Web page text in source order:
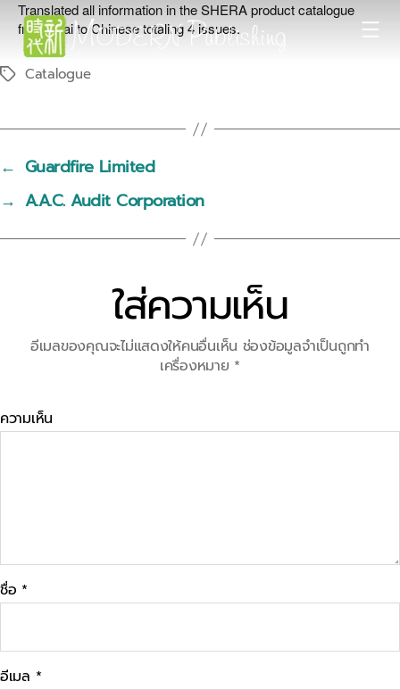
Modern
Translated all information in the SHERA product catalogue
from Thai to Chinese totaling 4 issues.
TagsCatalogue
← Guardfire Limited
→ A.A.C. Audit Corporation
ใส่ความเห็น
อีเมลของคุณจะไม่แสดงให้คนอื่นเห็น ช่องข้อมูลจำเป็นถูกทำ
เครื่องหมาย *
ความเห็น
ชื่อ *
อีเมล *